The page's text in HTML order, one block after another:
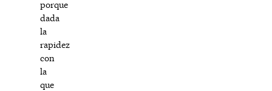
porque
dada
la
rapidez
con
la
que